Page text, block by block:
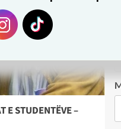
E STUDENTËVE –